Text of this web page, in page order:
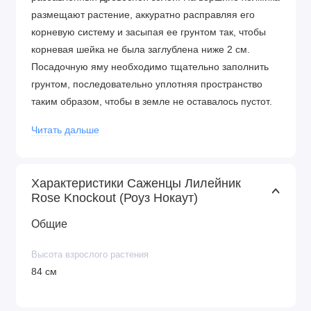
размещают растение, аккуратно расправляя его
корневую систему и засыпая ее грунтом так, чтобы
корневая шейка не была заглублена ниже 2 см.
Посадочную яму необходимо тщательно заполнить
грунтом, последовательно уплотняя пространство
таким образом, чтобы в земле не оставалось пустот.
лилейники увлажнят только при длительных засухах,
причем исключительно теплой водой, которую льют
срезают увядшие цветки и отцветшие стебли.
Корневую шейку лилейника углубляют строго на 2 см,
иначе цветки могут вовсе не появиться и придется
Читать дальше
Характеристики Саженцы Лилейник
Rose Knockout (Роуз Нокаут)
Общие
Высота взрослого растения
84 см